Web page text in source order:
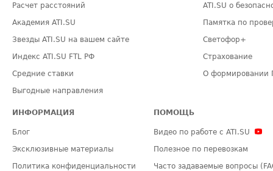
Расчет расстояний
Академия ATI.SU
Звезды ATI.SU на вашем сайте
Индекс ATI.SU FTL РФ
Средние ставки
Выгодные направления
ATI.SU о
Памятка по
Светофор+
Страхование
О формировании
ИНФОРМАЦИЯ
Блог
Эксклюзивные материалы
Политика конфиденциальности
ПОМОЩЬ
Видео по работе с ATI.SU
Полезное по перевозкам
Часто задаваемые вопросы